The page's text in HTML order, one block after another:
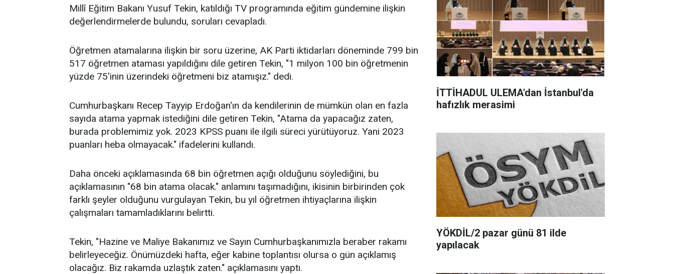
Millî Eğitim Bakanı Yusuf Tekin, katıldığı TV programında eğitim gündemine ilişkin
değerlendirmelerde bulundu, soruları cevapladı.
Öğretmen atamalarına ilişkin bir soru üzerine, AK Parti iktidarları döneminde 799 bin
517 öğretmen ataması yapıldığını dile getiren Tekin, "1 milyon 100 bin öğretmenin
yüzde 75'inin üzerindeki öğretmeni biz atamışız." dedi.
Cumhurbaşkanı Recep Tayyip Erdoğan'ın da kendilerinin de mümkün olan en fazla
sayıda atama yapmak istediğini dile getiren Tekin, "Atama da yapacağız zaten,
burada problemimiz yok. 2023 KPSS puanı ile ilgili süreci yürütüyoruz. Yani 2023
puanları heba olmayacak." ifadelerini kullandı.
Daha önceki açıklamasında 68 bin öğretmen açığı olduğunu söylediğini, bu
açıklamasının "68 bin atama olacak." anlamını taşımadığını, ikisinin birbirinden çok
farklı şeyler olduğunu vurgulayan Tekin, bu yıl öğretmen ihtiyaçlarına ilişkin
çalışmaları tamamladıklarını belirtti.
Tekin, "Hazine ve Maliye Bakanımız ve Sayın Cumhurbaşkanımızla beraber rakamı
belirleyeceğiz. Önümüzdeki hafta, eğer kabine toplantısı olursa o gün açıklamış
olacağız. Biz rakamda uzlaştık zaten." açıklamasını yaptı.
İTTİHADUL ULEMA'dan İstanbul'da
hafızlık merasimi
YÖKDİL/2 pazar günü 81 ilde
yapılacak